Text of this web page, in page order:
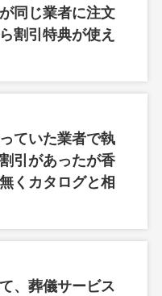
同じ業者に注文
割引特典が使え
ていた業者で執
引があったが香
くカタログと相
、葬儀サービス